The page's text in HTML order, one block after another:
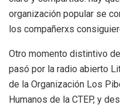
organización popular se
los compañerxs
Otro momento distintivo
pasó por la radio abierto
de la Organización Los
Humanos de la CTEP, y